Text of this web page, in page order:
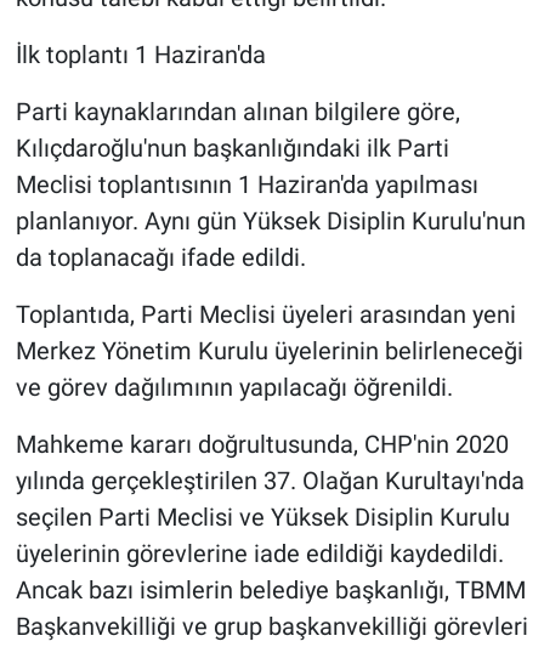
İlk toplantı 1 Haziran'da
Parti kaynaklarından alınan bilgilere göre,
Kılıçdaroğlu'nun başkanlığındaki ilk Parti
Meclisi toplantısının 1 Haziran'da yapılması
planlanıyor. Aynı gün Yüksek Disiplin Kurulu'nun
da toplanacağı ifade edildi.
Toplantıda, Parti Meclisi üyeleri arasından yeni
Merkez Yönetim Kurulu üyelerinin belirleneceği
ve görev dağılımının yapılacağı öğrenildi.
Mahkeme kararı doğrultusunda, CHP'nin 2020
yılında gerçekleştirilen 37. Olağan Kurultayı'nda
seçilen Parti Meclisi ve Yüksek Disiplin Kurulu
üyelerinin görevlerine iade edildiği kaydedildi.
Ancak bazı isimlerin belediye başkanlığı, TBMM
Başkanvekilliği ve grup başkanvekilliği görevleri